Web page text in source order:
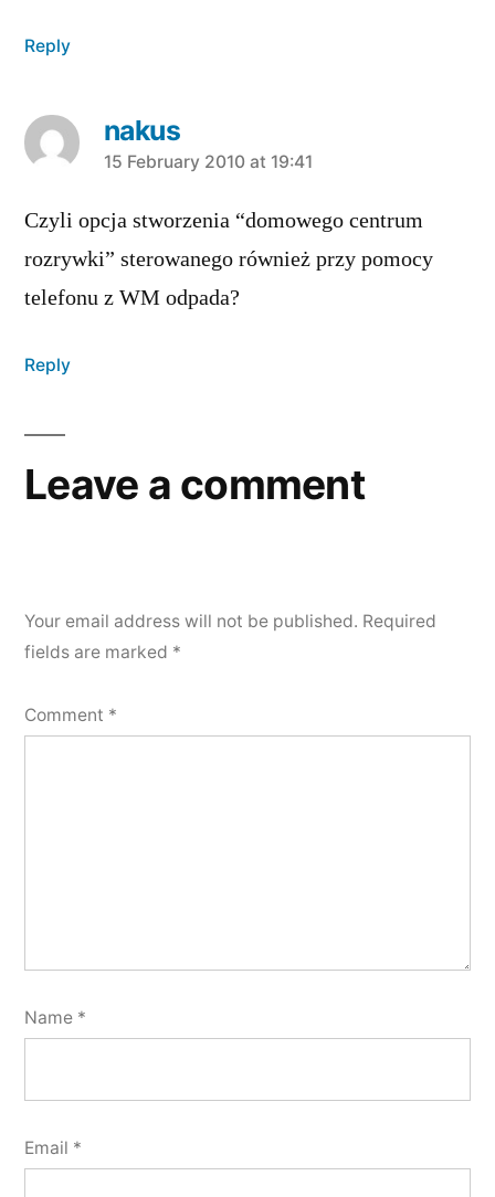
Reply
nakus
says:
15 February 2010 at 19:41
Czyli opcja stworzenia “domowego centrum
rozrywki” sterowanego również przy pomocy
telefonu z WM odpada?
Reply
Leave a comment
Your email address will not be published. Required
fields are marked *
Comment *
Name *
Email *